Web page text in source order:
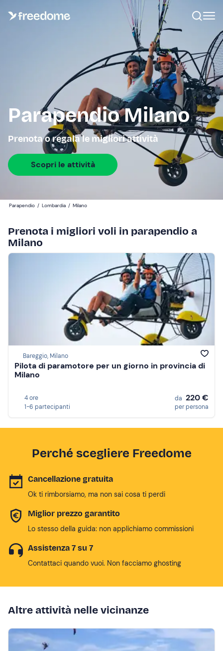
Parapendio Milano
Prenota o regala le migliori attività
Scopri le attività
Parapendio / Lombardia / Milano
Prenota i migliori voli in parapendio a
Milano
Bareggio, Milano
Pilota di paramotore per un giorno in provincia di
Milano
4 ore
1-6 partecipanti
da 220 €
per persona
Perché scegliere Freedome
Cancellazione gratuita
Ok ti rimborsiamo, ma non sai cosa ti perdi
Miglior prezzo garantito
Lo stesso della guida: non applichiamo commissioni
Assistenza 7 su 7
Contattaci quando vuoi. Non facciamo ghosting
Altre attività nelle vicinanze